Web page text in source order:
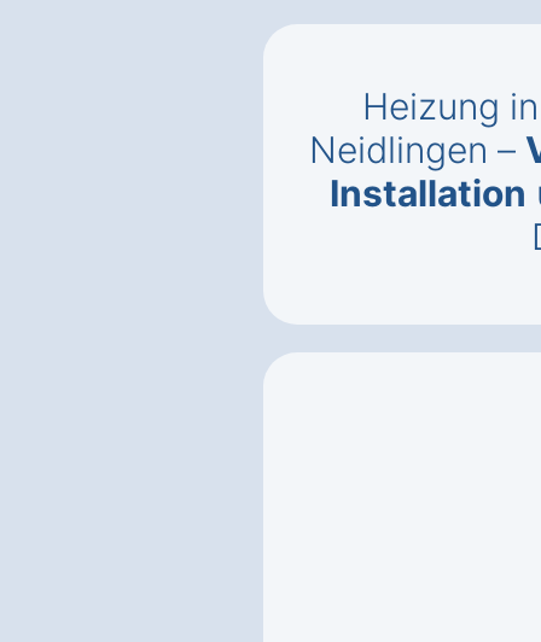
Heizung
Neidlingen –
Installation